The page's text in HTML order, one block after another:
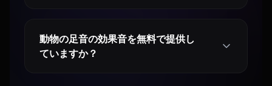
動物の足音の効果音を無料で提供し
ていますか？